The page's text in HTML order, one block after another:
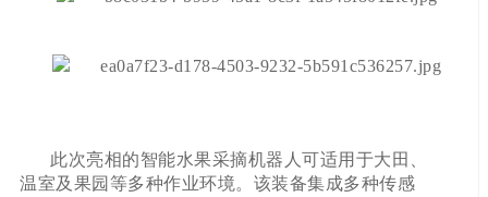
此次亮相的智能水果采摘机器人可适用于大田、
温室及果园等多种作业环境。该装备集成多种传感